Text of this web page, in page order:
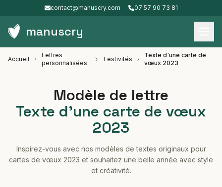
contact@manuscry.com 07 57 90 73 81
manuscry
Accueil
Lettres
personnalisées
Festivités
Texte d'une carte de
vœux 2023
Modèle de lettre
Texte d'une carte de vœux
2023
Inspirez-vous avec nos modèles de textes originaux pour
cartes de vœux 2023 et souhaitez une belle année avec style
et créativité.